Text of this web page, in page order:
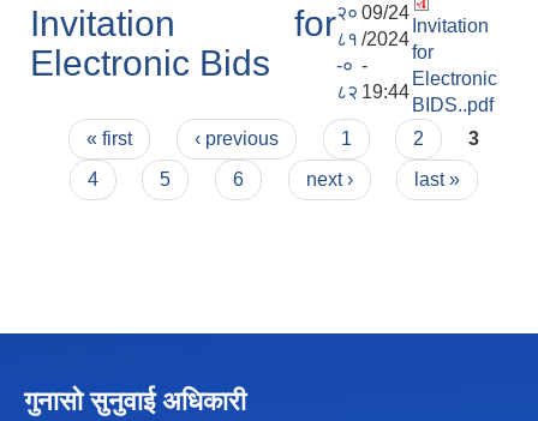
Invitation for
Electronic Bids
२०
८१
-०
८२
09/24
/2024
-
19:44
Invitation
for
Electronic
BIDS..pdf
Pages
« first ‹ previous 1 2
3
4
5 6 next › last »
गुनासो सुनुवाई अधिकारी